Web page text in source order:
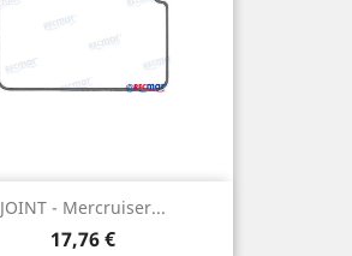
JOINT - Mercruiser...
Prix
17,76 €